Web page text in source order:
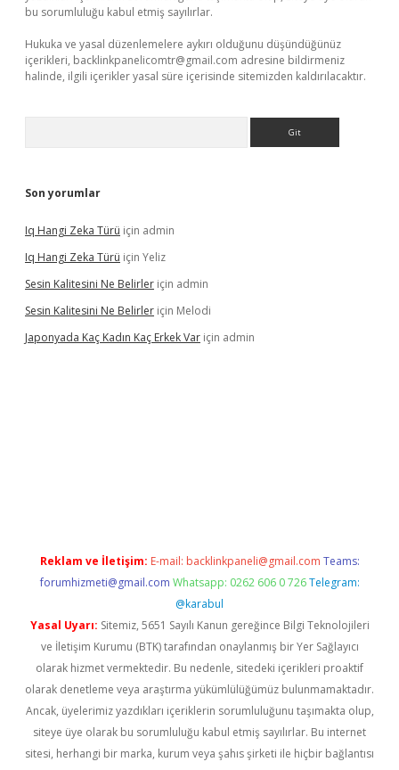
bu sorumluluğu kabul etmiş sayılırlar.
Hukuka ve yasal düzenlemelere aykırı olduğunu düşündüğünüz
içerikleri, backlinkpanelicomtr@gmail.com adresine bildirmeniz
halinde, ilgili içerikler yasal süre içerisinde sitemizden kaldırılacaktır.
Son yorumlar
Iq Hangi Zeka Türü için admin
Iq Hangi Zeka Türü için Yeliz
Sesin Kalitesini Ne Belirler için admin
Sesin Kalitesini Ne Belirler için Melodi
Japonyada Kaç Kadın Kaç Erkek Var için admin
Reklam ve İletişim: E-mail: backlinkpaneli@gmail.com Teams:
forumhizmeti@gmail.com Whatsapp: 0262 606 0 726 Telegram:
@karabul
Yasal Uyarı: Sitemiz, 5651 Sayılı Kanun gereğince Bilgi Teknolojileri
ve İletişim Kurumu (BTK) tarafından onaylanmış bir Yer Sağlayıcı
olarak hizmet vermektedir. Bu nedenle, sitedeki içerikleri proaktif
olarak denetleme veya araştırma yükümlülüğümüz bulunmamaktadır.
Ancak, üyelerimiz yazdıkları içeriklerin sorumluluğunu taşımakta olup,
siteye üye olarak bu sorumluluğu kabul etmiş sayılırlar. Bu internet
sitesi, herhangi bir marka, kurum veya şahıs şirketi ile hiçbir bağlantısı